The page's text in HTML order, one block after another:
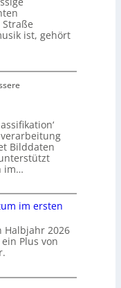
ist, gehört
Bilddaten
im…
im ersten
Halbjahr 2026
Plus von